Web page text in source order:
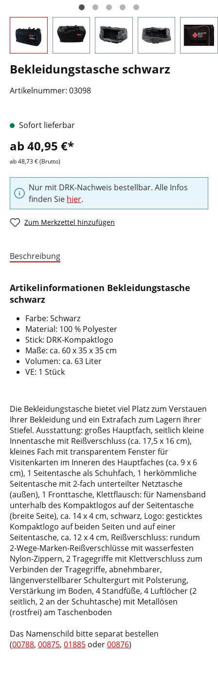
Bekleidungstasche schwarz
Artikelnummer: 03098
Sofort lieferbar
ab 40,95 €*
ab 48,73 € (Brutto)
Nur mit DRK-Nachweis bestellbar. Alle Infos
finden Sie hier.
Zum Merkzettel hinzufügen
Beschreibung
Artikelinformationen Bekleidungstasche
schwarz
Farbe: Schwarz
Material: 100 % Polyester
Stick: DRK-Kompaktlogo
Maße: ca. 60 x 35 x 35 cm
Volumen: ca. 63 Liter
VE: 1 Stück
Die Bekleidungstasche bietet viel Platz zum Verstauen
Ihrer Bekleidung und ein Extrafach zum Lagern Ihrer
Stiefel. Ausstattung: großes Hauptfach, seitlich kleine
Innentasche mit Reißverschluss (ca. 17,5 x 16 cm),
kleines Fach mit transparentem Fenster für
Visitenkarten im Inneren des Hauptfaches (ca. 9 x 6
cm), 1 Seitentasche als Schuhfach, 1 herkömmliche
Seitentasche mit 2-fach unterteilter Netztasche
(außen), 1 Fronttasche, Klettflausch: für Namensband
unterhalb des Kompaktlogos auf der Seitentasche
(breite Seite), ca. 14 x 4 cm, schwarz, Logo: gesticktes
Kompaktlogo auf beiden Seiten und auf einer
Seitentasche, ca. 12 x 4 cm, Reißverschluss: rundum
2-Wege-Marken-Reißverschlüsse mit wasserfesten
Nylon-Zippern, 2 Tragegriffe mit Klettverschluss zum
Verbinden der Tragegriffe, abnehmbarer,
längenverstellbarer Schultergurt mit Polsterung,
Verstärkung im Boden, 4 Standfüße, 4 Luftlöcher (2
seitlich, 2 an der Schuhtasche) mit Metallösen
(rostfrei) am Taschenboden
Das Namenschild bitte separat bestellen
(00788, 00875, 01885 oder00876)